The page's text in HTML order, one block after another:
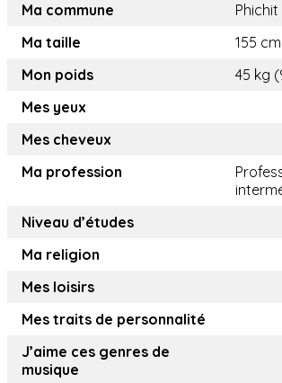
Ma commune
Phichit
Ma taille
155
Mon poids
45 kg
Mes yeux
Mes cheveux
Ma profession
Niveau d’études
Ma religion
Mes loisirs
Mes traits de personnalité
J’aime ces genres de
musique